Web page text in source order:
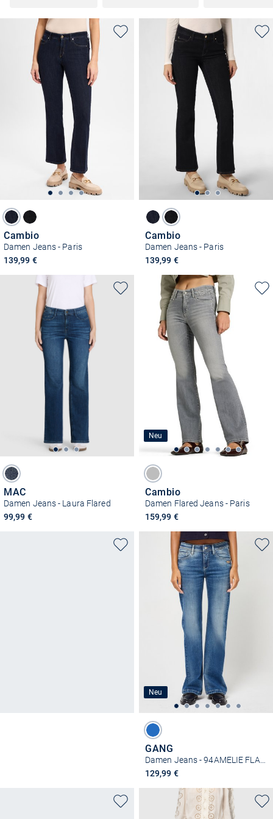
Cambio
Damen Jeans - Paris
139,99 €
Cambio
Damen Jeans - Paris
139,99 €
MAC
Damen Jeans - Laura Flared
99,99 €
Neu
Cambio
Damen Flared Jeans - Paris
159,99 €
Neu
GANG
129,99 €